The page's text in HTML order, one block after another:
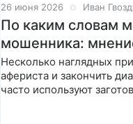
26 июня 2026 Иван
По каким словам
мошенника:
Несколько наглядных
афериста и закончить
часто используют